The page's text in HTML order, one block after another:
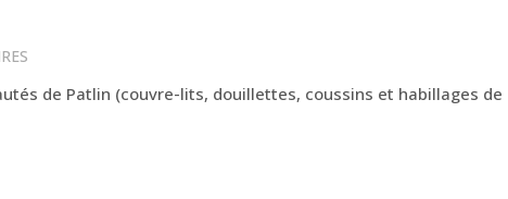
de Patlin (couvre-lits, douillettes, coussins et habillages de